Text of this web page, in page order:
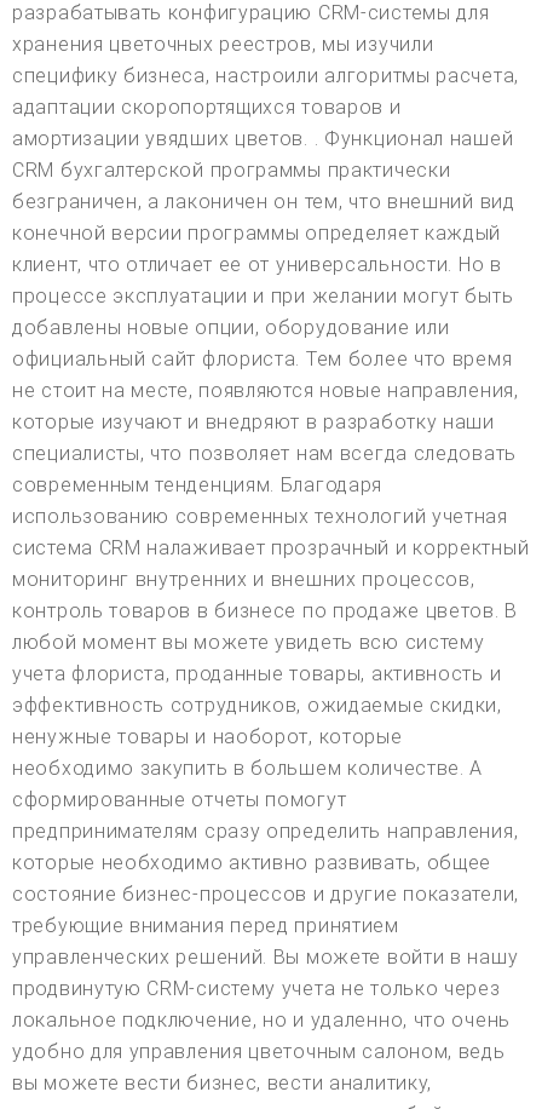
разрабатывать конфигурацию CRM-системы для
хранения цветочных реестров, мы изучили
специфику бизнеса, настроили алгоритмы расчета,
адаптации скоропортящихся товаров и
амортизации увядших цветов. . Функционал нашей
CRM бухгалтерской программы практически
безграничен, а лаконичен он тем, что внешний вид
конечной версии программы определяет каждый
клиент, что отличает ее от универсальности. Но в
процессе эксплуатации и при желании могут быть
добавлены новые опции, оборудование или
официальный сайт флориста. Тем более что время
не стоит на месте, появляются новые направления,
которые изучают и внедряют в разработку наши
специалисты, что позволяет нам всегда следовать
современным тенденциям. Благодаря
использованию современных технологий учетная
система CRM налаживает прозрачный и корректный
мониторинг внутренних и внешних процессов,
контроль товаров в бизнесе по продаже цветов. В
любой момент вы можете увидеть всю систему
учета флориста, проданные товары, активность и
эффективность сотрудников, ожидаемые скидки,
ненужные товары и наоборот, которые
необходимо закупить в большем количестве. А
сформированные отчеты помогут
предпринимателям сразу определить направления,
которые необходимо активно развивать, общее
состояние бизнес-процессов и другие показатели,
требующие внимания перед принятием
управленческих решений. Вы можете войти в нашу
продвинутую CRM-систему учета не только через
локальное подключение, но и удаленно, что очень
удобно для управления цветочным салоном, ведь
вы можете вести бизнес, вести аналитику,